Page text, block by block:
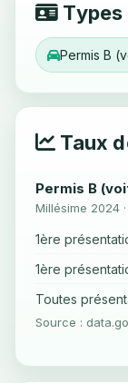
Permis B
Taux
Permis B
Millésime 2024
1ère
1ère
Toutes
Source :